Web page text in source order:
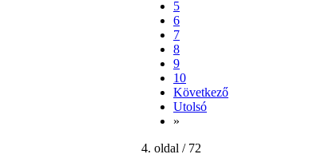
5
6
7
8
9
10
Következő
Utolsó
»
4. oldal / 72